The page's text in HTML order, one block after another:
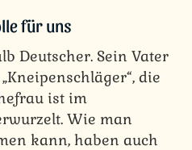
für uns
Deutscher. Sein Vater
die
ist im
Wie man
kann, haben auch